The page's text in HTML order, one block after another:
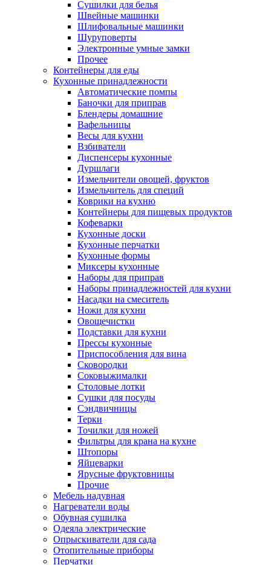
Сушилки для белья
Швейные машинки
Шлифовальные машинки
Шуруповерты
Электронные умные замки
Прочее
Контейнеры для еды
Кухонные принадлежности
Автоматические помпы
Баночки для приправ
Блендеры домашние
Вафельницы
Весы для кухни
Взбиватели
Диспенсеры кухонные
Дуршлаги
Измельчители овощей, фруктов
Измельчитель для специй
Коврики на кухню
Контейнеры для пищевых продуктов
Кофеварки
Кухонные доски
Кухонные перчатки
Кухонные формы
Миксеры кухонные
Наборы для приправ
Наборы принадлежностей для кухни
Насадки на смеситель
Ножи для кухни
Овощечистки
Подставки для кухни
Прессы кухонные
Приспособления для вина
Сковородки
Соковыжималки
Столовые лотки
Сушки для посуды
Сэндвичницы
Терки
Точилки для ножей
Фильтры для крана на кухне
Штопоры
Яйцеварки
Ярусные фруктовницы
Прочие
Мебель надувная
Нагреватели воды
Обувная сушилка
Одеяла электрические
Опрыскиватели для сада
Отопительные приборы
Перчатки